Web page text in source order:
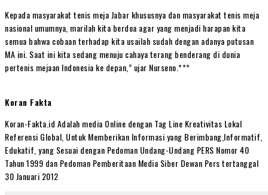
Kepada masyarakat tenis meja Jabar khususnya dan masyarakat tenis meja
nasional umumnya, marilah kita berdoa agar yang menjadi harapan kita
semua bahwa cobaan terhadap kita usailah sudah dengan adanya putusan
MA ini. Saat ini kita sedang menuju cahaya terang benderang di dunia
pertenis mejaan Indonesia ke depan,” ujar Nurseno.***
Koran Fakta
Koran-Fakta.id Adalah media Online dengan Tag Line Kreativitas Lokal
Referensi Global, Untuk Memberikan Informasi yang Berimbang,Informatif,
Edukatif, yang Sesuai dengan Pedoman Undang-Undang PERS Nomor 40
Tahun 1999 dan Pedoman Pemberitaan Media Siber Dewan Pers tertanggal
30 Januari 2012